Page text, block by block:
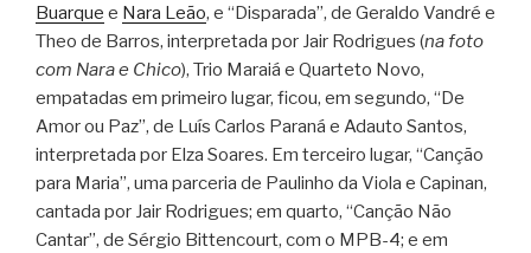
Buarque e Nara Leão, e “Disparada”, de Geraldo Vandré e
Theo de Barros, interpretada por Jair Rodrigues (na foto
com Nara e Chico), Trio Maraiá e Quarteto Novo,
empatadas em primeiro lugar, ficou, em segundo, “De
Amor ou Paz”, de Luís Carlos Paraná e Adauto Santos,
interpretada por Elza Soares. Em terceiro lugar, “Canção
para Maria”, uma parceria de Paulinho da Viola e Capinan,
cantada por Jair Rodrigues; em quarto, “Canção Não
Cantar”, de Sérgio Bittencourt, com o MPB-4; e em